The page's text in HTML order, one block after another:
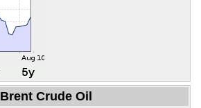
Brent Crude Oil